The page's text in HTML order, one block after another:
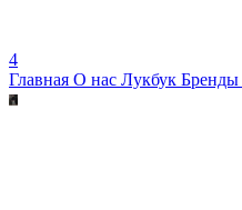
4
Главная О нас Лукбук Бренды